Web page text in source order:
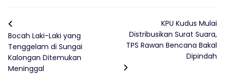
Bocah Laki-Laki yang
Tenggelam di Sungai
Kalongan Ditemukan
Meninggal
KPU Kudus Mulai
Distribusikan Surat Suara,
TPS Rawan Bencana Bakal
Dipindah